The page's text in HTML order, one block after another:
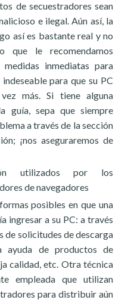
de secuestradores sean
e ilegal. Aún así, la
así es bastante real y no
que le recomendamos
inmediatas para
para que su PC
más. Si tiene alguna
guía, sepa que siempre
a través de la sección
¡nos aseguraremos de
utilizados por los
de navegadores
posibles en que una
ingresar a su PC: a través
de solicitudes de descarga
ayuda de productos de
calidad, etc. Otra técnica
empleada que utilizan
para distribuir aún